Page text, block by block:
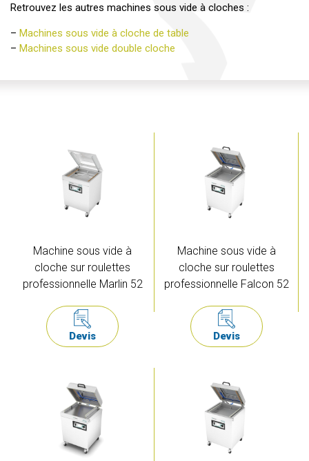
Retrouvez les autres machines sous vide à cloches :
– Machines sous vide à cloche de table
– Machines sous vide double cloche
Machine sous vide à
cloche sur roulettes
professionnelle Marlin 52
Devis
Machine sous vide à
cloche sur roulettes
professionnelle Falcon 52
Devis